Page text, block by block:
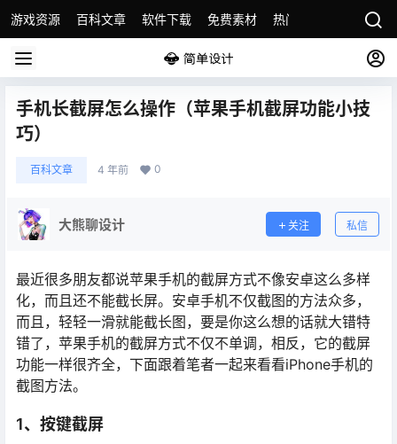
游戏资源 百科文章 软件下载 免费素材 热门素材分类 版权
手机长截屏怎么操作（苹果手机截屏功能小技
巧）
百科文章 4 年前 0
大熊聊设计 关注 私信
最近很多朋友都说苹果手机的截屏方式不像安卓这么多样
化，而且还不能截长屏。安卓手机不仅截图的方法众多，
而且，轻轻一滑就能截长图，要是你这么想的话就大错特
错了，苹果手机的截屏方式不仅不单调，相反，它的截屏
功能一样很齐全，下面跟着笔者一起来看看iPhone手机的
截图方法。
1、按键截屏